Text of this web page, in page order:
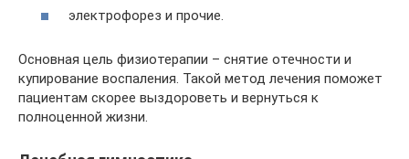
электрофорез и прочие.
Основная цель физиотерапии – снятие отечности и
купирование воспаления. Такой метод лечения поможет
пациентам скорее выздороветь и вернуться к
полноценной жизни.